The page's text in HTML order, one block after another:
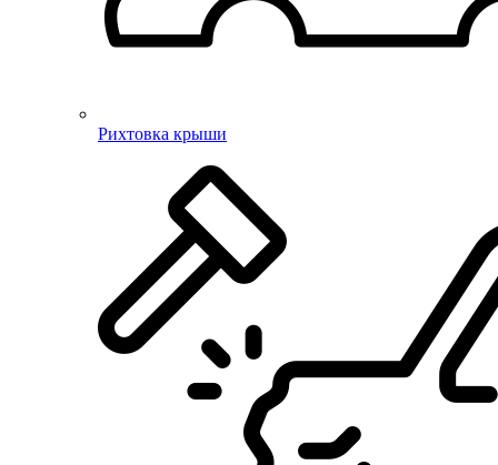
Рихтовка крыши